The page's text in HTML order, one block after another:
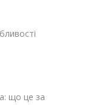
що це за